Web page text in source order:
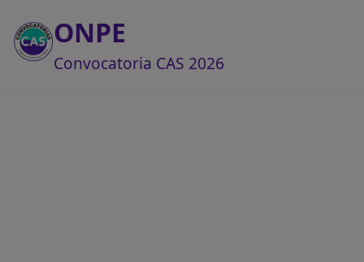
ONPE
Convocatoria CAS 2026